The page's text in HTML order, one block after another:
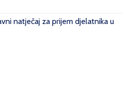
natječaj za prijem djelatnika u